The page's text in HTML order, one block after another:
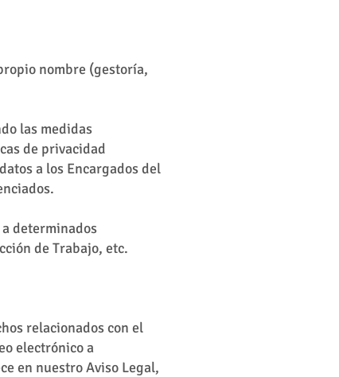
nombre (gestoría,
las medidas
de privacidad
a los Encargados del
determinados
de Trabajo, etc.
relacionados con el
electrónico a
en nuestro Aviso Legal,